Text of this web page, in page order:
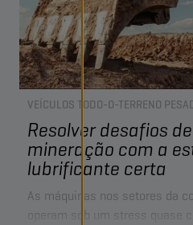
VEÍCULOS TODO-O-TERRENO
Resolver desafios
mineração com a
lubrificante certa
As máquinas nos setores da
operam sob um stress quase